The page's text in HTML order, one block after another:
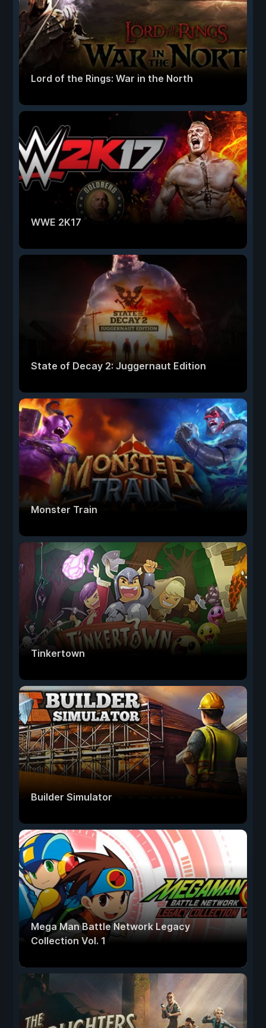
Lord of the Rings: War in the North
WWE 2K17
State of Decay 2: Juggernaut Edition
Monster Train
Tinkertown
Builder Simulator
Mega Man Battle Network Legacy
Collection Vol. 1